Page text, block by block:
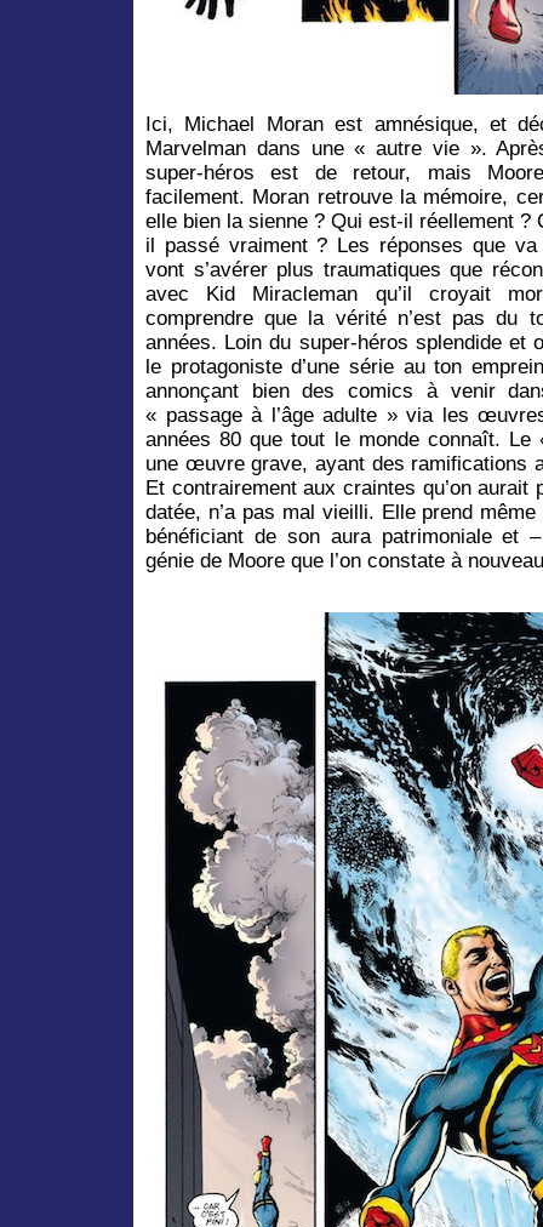
Ici, Michael Moran est amnésique, et
Marvelman dans une « autre vie ».
super-héros est de retour, mais
facilement. Moran retrouve la mémoire,
elle bien la sienne ? Qui est-il réellement ?
il passé vraiment ? Les réponses que
vont s’avérer plus traumatiques que
avec Kid Miracleman qu’il croyait
comprendre que la vérité n’est pas du
années. Loin du super-héros splendide et
le protagoniste d’une série au ton
annonçant bien des comics à venir
« passage à l’âge adulte » via les
années 80 que tout le monde connaît.
une œuvre grave, ayant des ramifications
Et contrairement aux craintes qu’on aurait
datée, n’a pas mal vieilli. Elle prend
bénéficiant de son aura patrimoniale et
génie de Moore que l’on constate à